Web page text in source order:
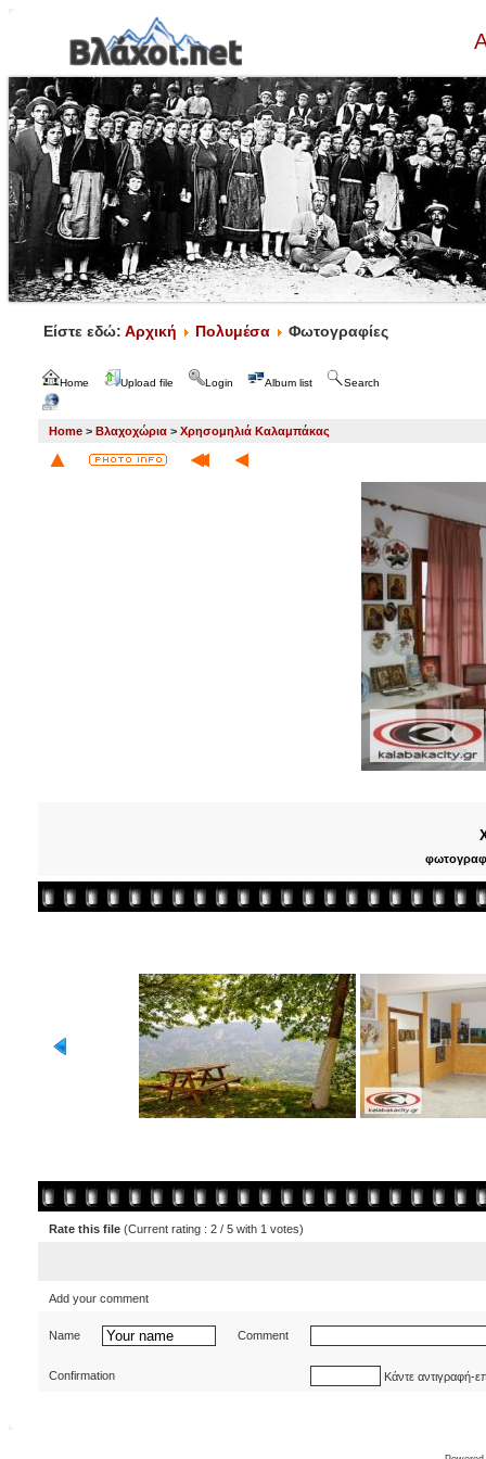
Είστε εδώ: Αρχική Πολυμέσα Φωτογραφίες
Home Upload file Login Album list Search
Home > Βλαχοχώρια > Χρησομηλιά Καλαμπάκας
Rate this file (Current rating : 2 / 5 with 1 votes)
Add your comment
Name Comment
Confirmation Κάντε αντιγραφή-